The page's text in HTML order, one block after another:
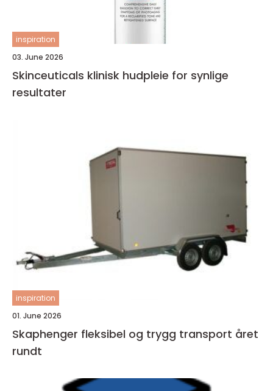
inspiration
03. June 2026
Skinceuticals klinisk hudpleie for synlige
resultater
inspiration
01. June 2026
Skaphenger fleksibel og trygg transport året
rundt